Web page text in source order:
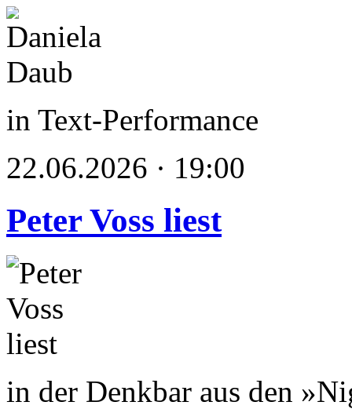
in Text-Performance
22.06.2026 · 19:00
Peter Voss liest
in der Denkbar aus den